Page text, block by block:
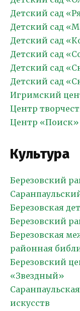
Детский сад
Детский сад
Детский сад
Детский сад
Детский сад
Детский сад
Игримский
Центр
Центр «Поиск»
Культура
Березовский
Березовская
Березовский
Березовская
районная
Березовский
«Звездный»
искусств